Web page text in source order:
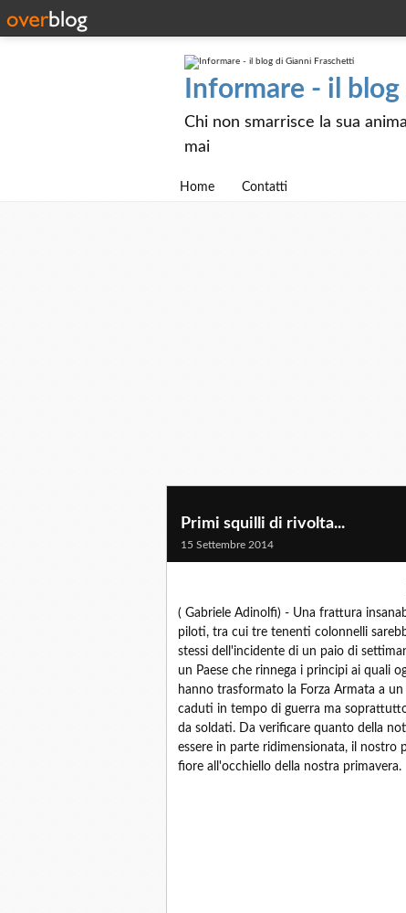
Informare - il
Chi non smarrisce la sua
mai
Home Contatti
Primi squilli di rivolta...
15 Settembre 2014
( Gabriele Adinolfi) - Una frattura
piloti, tra cui tre tenenti colonnelli
stessi dell'incidente di un paio di
un Paese che rinnega i principi ai quali
hanno trasformato la Forza Armata a
caduti in tempo di guerra ma
da soldati. Da verificare quanto della
essere in parte ridimensionata, il nostro
fiore all'occhiello della nostra primavera.